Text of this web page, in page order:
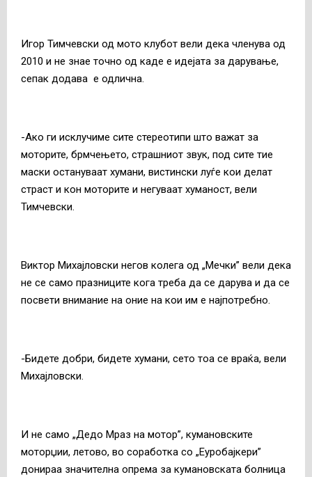
Игор Тимчевски од мото клубот вели дека членува од
2010 и не знае точно од каде е идејата за дарување,
сепак додава е одлична.
-Ако ги исклучиме сите стереотипи што важат за
моторите, брмчењето, страшниот звук, под сите тие
маски остануваат хумани, вистински луѓе кои делат
страст и кон моторите и негуваат хуманост, вели
Тимчевски.
Виктор Михајловски негов колега од „Мечки” вели дека
не се само празниците кога треба да се дарува и да се
посвети внимание на оние на кои им е најпотребно.
-Бидете добри, бидете хумани, сето тоа се враќа, вели
Михајловски.
И не само „Дедо Мраз на мотор”, кумановските
моторџии, летово, во соработка со „Еуробајкери”
донираа значителна опрема за кумановската болница